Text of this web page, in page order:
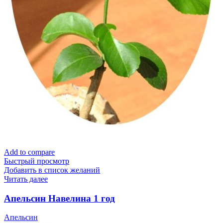
Add to compare
Быстрый просмотр
Добавить в список желаний
Читать далее
Апельсин Навелина 1 год
Апельсин